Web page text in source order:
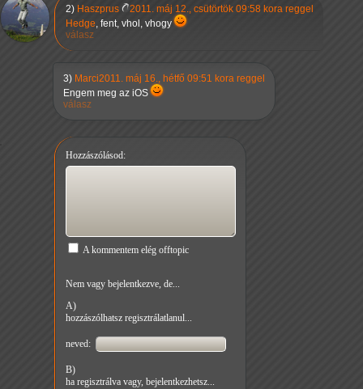
2) Haszprus
2011. máj 12., csütörtök 09:58 kora reggel
Hedge, fent, vhol, vhogy
válasz
3) Marci2011. máj 16., hétfő 09:51 kora reggel
Engem meg az iOS
válasz
Hozzászólásod:
A kommentem elég offtopic
Nem vagy bejelentkezve, de...
A)
hozzászólhatsz regisztrálatlanul...
neved:
B)
ha regisztrálva vagy, bejelentkezhetsz...